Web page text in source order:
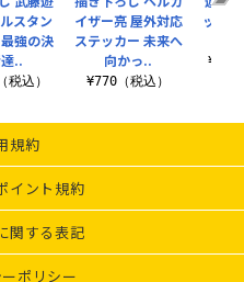
スタン
強の決
..
込）
イザー亮 屋外対応
ステッカー 未来へ
向かっ..
¥770（税込）
ッシ
規約
イント規約
関する表記
ポリシー